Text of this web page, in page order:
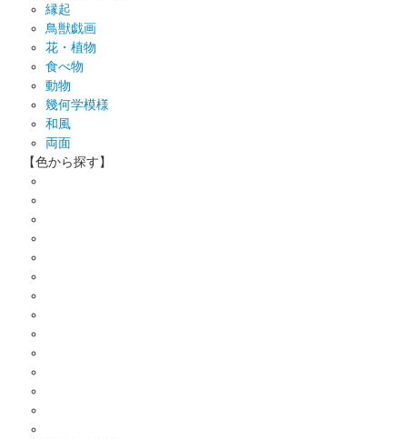
縁起
鳥獣戯画
花・植物
食べ物
動物
幾何学模様
和風
両面
【色から探す】